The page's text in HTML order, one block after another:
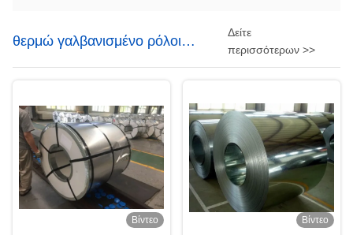
θερμώ γαλβανισμένο ρόλοι
χάλυβα
Δείτε
περισσότερων >>
Βίντεο
Βίντεο